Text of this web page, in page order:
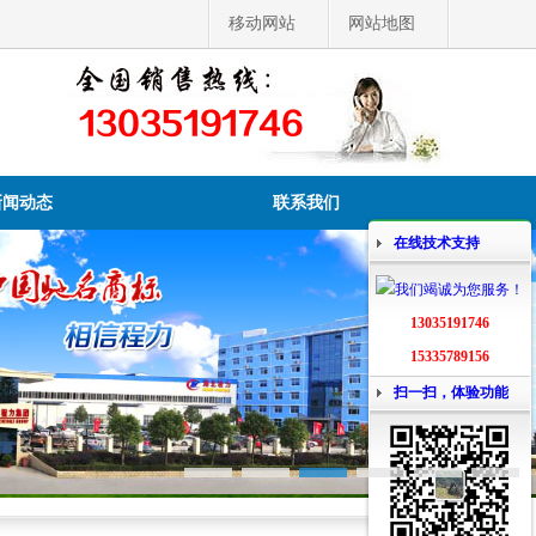
移动网站 网站地图
13035191746
动态 联系我们
在线技术支持
13035191746
15335789156
扫一扫，体验功能